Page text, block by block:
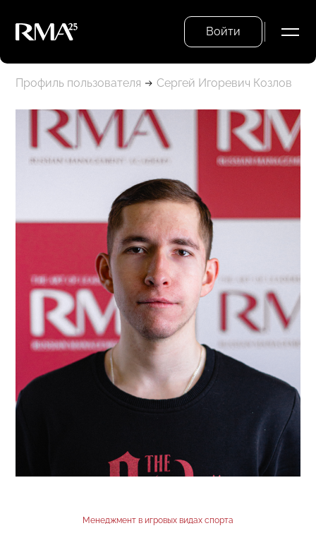
Войти
Профиль пользователя Сергей Игоревич Козлов
Менеджмент в игровых видах спорта